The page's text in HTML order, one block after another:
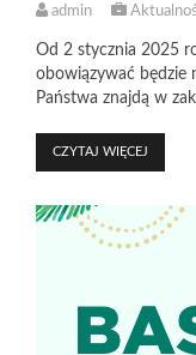
admin
Od 2 stycznia 2025
obowiązywać będzie
Państwa znajdą w
CZYTAJ WIĘCEJ